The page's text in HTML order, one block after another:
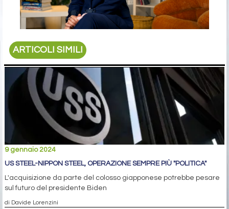
ARTICOLI SIMILI
9 gennaio 2024
US STEEL-NIPPON STEEL, OPERAZIONE SEMPRE PIÙ "POLITICA"
L'acquisizione da parte del colosso giapponese potrebbe pesare
sul futuro del presidente Biden
di Davide Lorenzini